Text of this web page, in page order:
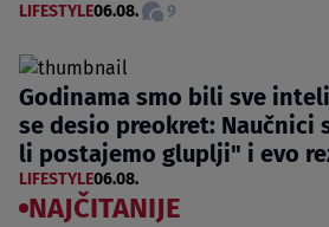
LIFESTYLE06.08. 9
Godinama smo bili sve
se desio preokret: Naučnici
li postajemo gluplji" i evo
LIFESTYLE06.08.
NAJČITANIJE